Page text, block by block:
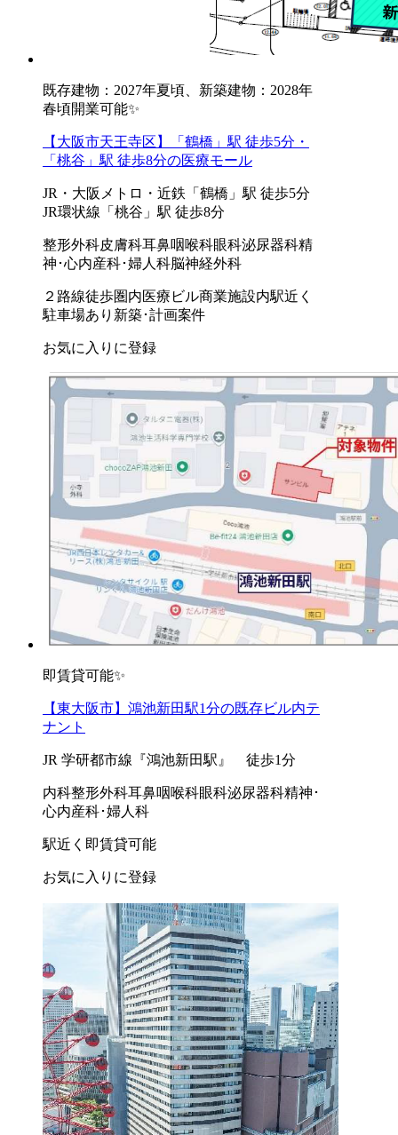
既存建物：2027年夏頃、新築建物：2028年
春頃開業可能✨
【大阪市天王寺区】「鶴橋」駅 徒歩5分・
「桃谷」駅 徒歩8分の医療モール
JR・大阪メトロ・近鉄「鶴橋」駅 徒歩5分
JR環状線「桃谷」駅 徒歩8分
整形外科皮膚科耳鼻咽喉科眼科泌尿器科精
神･心内産科･婦人科脳神経外科
２路線徒歩圏内医療ビル商業施設内駅近く
駐車場あり 新築･計画案件
お気に入りに登録
即賃貸可能✨
【東大阪市】鴻池新田駅1分の既存ビル内テ
ナント
JR 学研都市線『鴻池新田駅』 徒歩1分
内科整形外科耳鼻咽喉科眼科泌尿器科精神･
心内産科･婦人科
駅近く 即賃貸可能
お気に入りに登録